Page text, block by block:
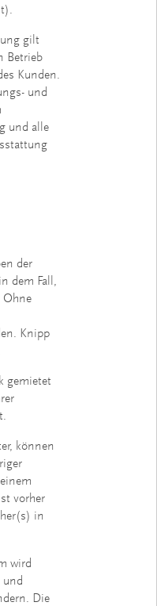
gilt
Betrieb
Kunden.
und
und alle
der
dem Fall,
Ohne
Knipp
gemietet
können
vorher
in
wird
und
Die